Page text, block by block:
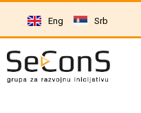
Eng Srb